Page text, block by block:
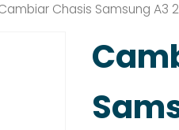
Chasis Samsung A3